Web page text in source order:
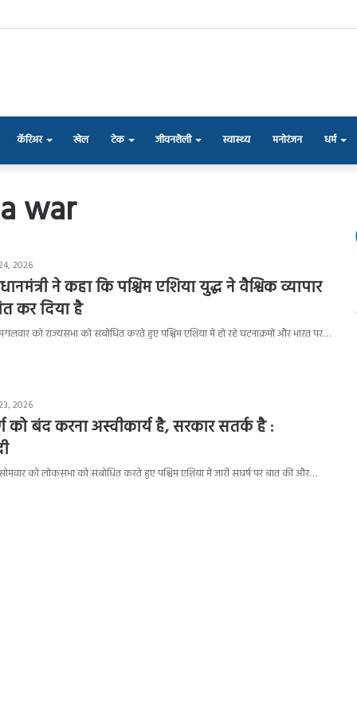
कॅरिअर खेल टेक जीवनशैली स्वास्थ्य मनोरंजन धर्म
war
2026
ने कहा कि पश्चिम एशिया युद्ध ने वैश्विक व्यापार
कर दिया है
ने मंगलवार को राज्यसभा को संबोधित करते हुए पश्चिम एशिया में हो रहे घटनाक्रमों और भारत पर…
2026
को बंद करना अस्वीकार्य है, सरकार सतर्क है :
ने सोमवार को लोकसभा को संबोधित करते हुए पश्चिम एशिया में जारी संघर्ष पर बात की और…